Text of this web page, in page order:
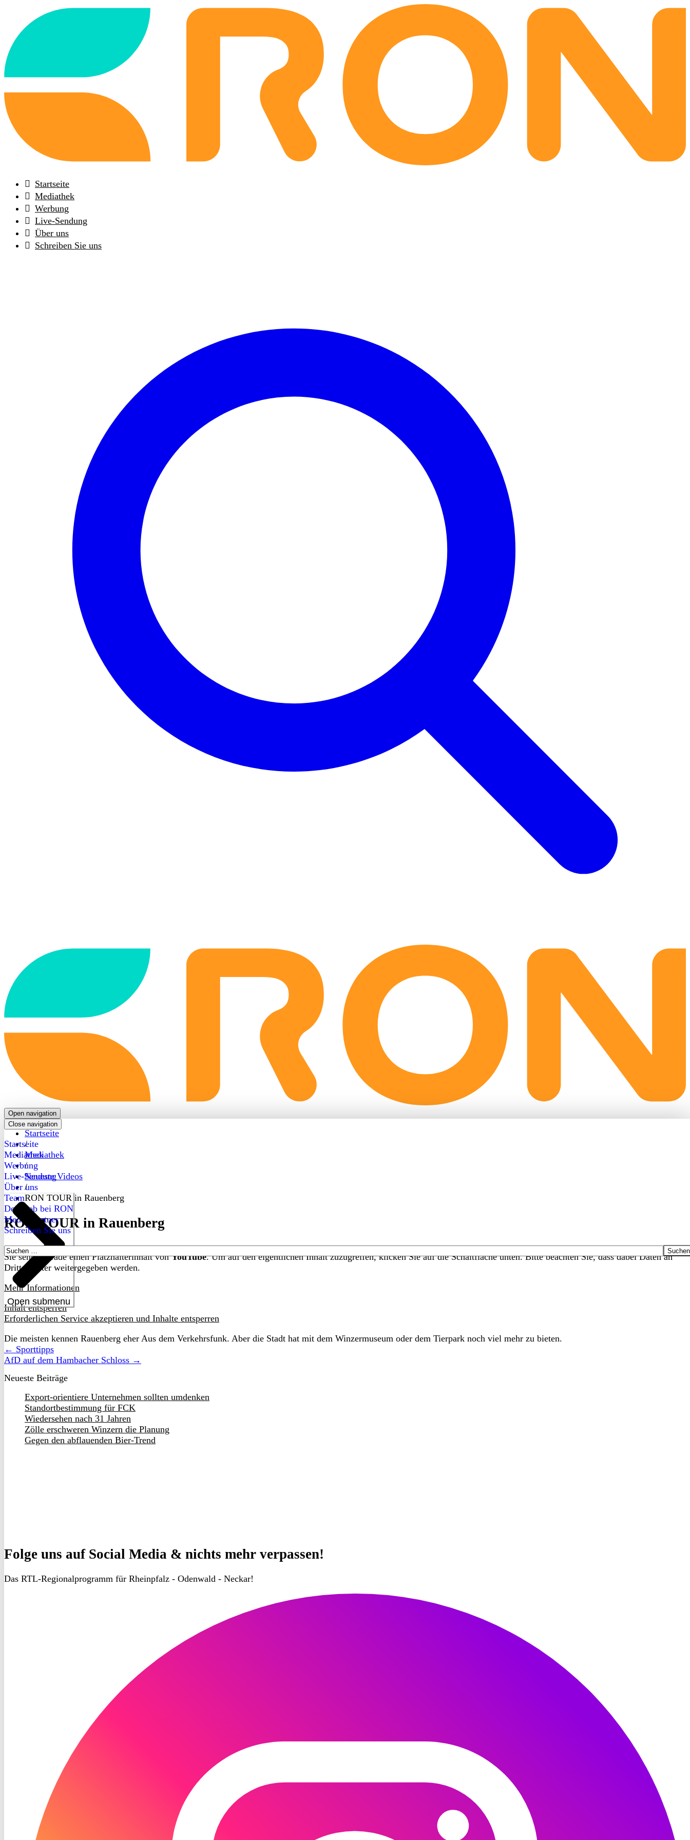
frontpage
Startseite
Mediathek
Werbung
Live-Sendung
Über uns
Schreiben Sie uns
frontpage
Open navigation
Close navigation
Startseite
Mediathek
Werbung
Live-Sendung
Über uns
Open submenu
Team
Dein Job bei RON
Medienpartner
Schreiben Sie uns
Suchen
nach:
Startseite
/
Mediathek
/
Neueste Videos
/
RON TOUR in Rauenberg
RON TOUR in Rauenberg
Sie sehen gerade einen Platzhalterinhalt vonYouTube. Um auf den eigentlichen Inhalt zuzugreifen, klicken Sie auf die Schaltfläche unten. Bitte beachten Sie, dass dabei Daten an
Drittanbieter weitergegeben werden.
Mehr Informationen
Inhalt entsperren
Erforderlichen Service akzeptieren und Inhalte entsperren
Die meisten kennen Rauenberg eher Aus dem Verkehrsfunk. Aber die Stadt hat mit dem Winzermuseum oder dem Tierpark noch viel mehr zu bieten.
← Sporttipps
AfD auf dem Hambacher Schloss →
Neueste Beiträge
Export-orientiere Unternehmen sollten umdenken
Standortbestimmung für FCK
Wiedersehen nach 31 Jahren
Zölle erschweren Winzern die Planung
Gegen den abflauenden Bier-Trend
Folge uns auf Social Media & nichts mehr verpassen!
Das RTL-Regionalprogramm für Rheinpfalz - Odenwald - Neckar!